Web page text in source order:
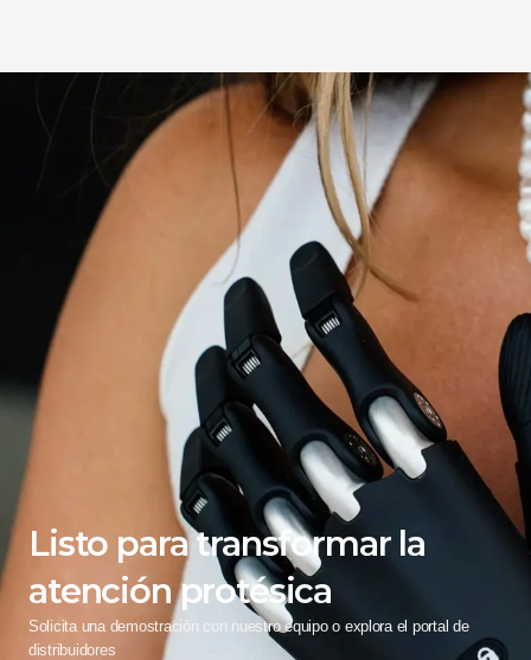
Listo para transformar la
atención protésica
Solicita una demostración con nuestro equipo o explora el portal de
distribuidores